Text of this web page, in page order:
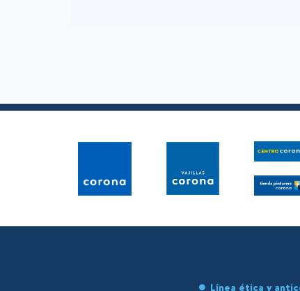
Línea ética y